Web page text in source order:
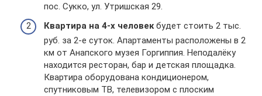
пос. Сукко, ул. Утришская 29.
Квартира на 4-х человекбудет стоить 2 тыс.
руб. за 2-е суток. Апартаменты расположены в 2
км от Анапского музея Горгиппия. Неподалёку
находится ресторан, бар и детская площадка.
Квартира оборудована кондиционером,
спутниковым ТВ, телевизором с плоским